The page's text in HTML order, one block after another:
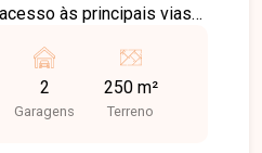
às principais vias
em expansão e
Casa
ideal para eventos e
2
Garagens
250 m²
Terreno